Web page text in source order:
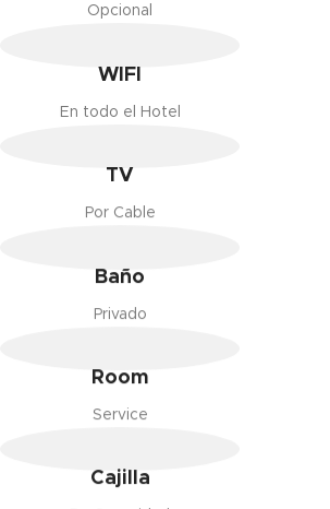
Opcional
WIFI
En todo el Hotel
TV
Por Cable
Baño
Privado
Room
Service
Cajilla